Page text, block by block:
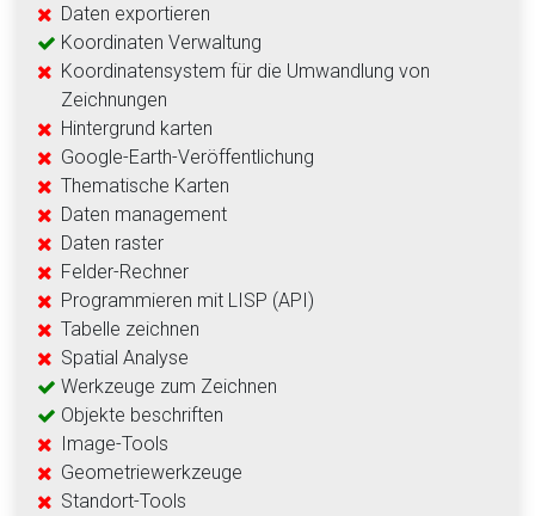
Daten exportieren
Koordinaten Verwaltung
Koordinatensystem für die Umwandlung von
Zeichnungen
Hintergrund karten
Google-Earth-Veröffentlichung
Thematische Karten
Daten management
Daten raster
Felder-Rechner
Programmieren mit LISP (API)
Tabelle zeichnen
Spatial Analyse
Werkzeuge zum Zeichnen
Objekte beschriften
Image-Tools
Geometriewerkzeuge
Standort-Tools